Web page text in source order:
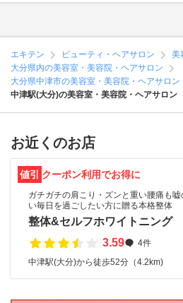
エキテン ビューティ・ヘアサロン
美
大分県内の美容室・美容院・ヘアサロン
大分県中津市の美容室・美容院・ヘアサロン
中津駅(大分)の美容室・美容院・ヘアサロン
お近くのお店
値引 クーポン利用でお得に
ガチガチの肩こり・ズンと重い腰痛も
い毎日を過ごしたい方に贈る本格整体
整体&セルフホワイトニング
3.59
4件
中津駅(大分)から徒歩52分（4.2km)